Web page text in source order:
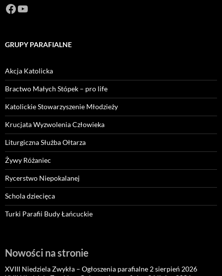
Facebook
https://www.youtube.com/channel/
GRUPY PARAFIALNE
Akcja Katolicka
Bractwo Małych Stópek – pro life
Katolickie Stowarzyszenie Młodzieży
Krucjata Wyzwolenia Człowieka
Liturgiczna Służba Ołtarza
Żywy Różaniec
Rycerstwo Niepokalanej
Schola dziecięca
Turki Parafii Budy Łańcuckie
Nowości na stronie
XVIII Niedziela Zwykła – Ogłoszenia parafialne 2 sierpień 2026